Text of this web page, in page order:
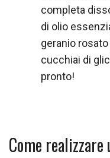
completa
di olio
geranio
cucchiai di
pronto!
Come